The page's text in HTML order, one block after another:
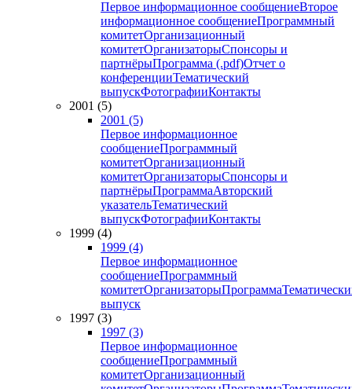
Первое информационное сообщениеВторое
информационное сообщениеПрограммный
комитетОрганизационный
комитетОрганизаторыСпонсоры и
партнёрыПрограмма (.pdf)Отчет о
конференцииТематический
выпускФотографииКонтакты
2001 (5)
2001 (5)
Первое информационное
сообщениеПрограммный
комитетОрганизационный
комитетОрганизаторыСпонсоры и
партнёрыПрограммаАвторский
указательТематический
выпускФотографииКонтакты
1999 (4)
1999 (4)
Первое информационное
сообщениеПрограммный
комитетОрганизаторыПрограмма
выпуск
1997 (3)
1997 (3)
Первое информационное
сообщениеПрограммный
комитетОрганизационный